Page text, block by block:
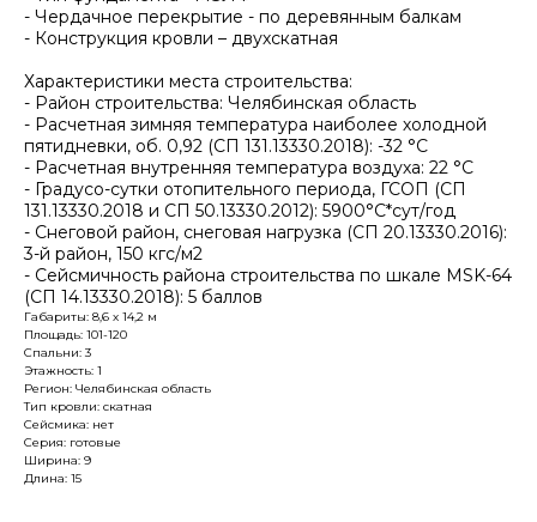
- Чердачное перекрытие - по деревянным балкам
- Конструкция кровли – двухскатная
Характеристики места строительства:
- Район строительства: Челябинская область
- Расчетная зимняя температура наиболее холодной
пятидневки, об. 0,92 (СП 131.13330.2018): -32 °С
- Расчетная внутренняя температура воздуха: 22 °С
- Градусо-сутки отопительного периода, ГСОП (СП
131.13330.2018 и СП 50.13330.2012): 5900°С*сут/год
- Снеговой район, снеговая нагрузка (СП 20.13330.2016):
3-й район, 150 кгс/м2
- Сейсмичность района строительства по шкале MSK-64
(СП 14.13330.2018): 5 баллов
Габариты: 8,6 х 14,2 м
Площадь: 101-120
Спальни: 3
Этажность: 1
Регион: Челябинская область
Тип кровли: скатная
Сейсмика: нет
Серия: готовые
Ширина: 9
Длина: 15